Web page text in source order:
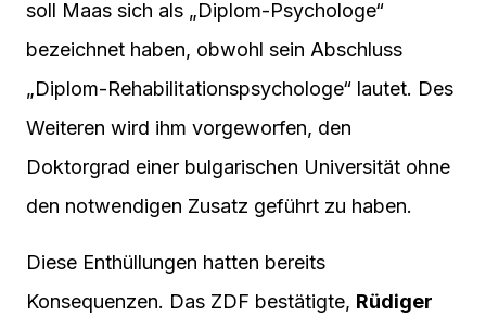
soll Maas sich als „Diplom-Psychologe“
bezeichnet haben, obwohl sein Abschluss
„Diplom-Rehabilitationspsychologe“ lautet. Des
Weiteren wird ihm vorgeworfen, den
Doktorgrad einer bulgarischen Universität ohne
den notwendigen Zusatz geführt zu haben.
Diese Enthüllungen hatten bereits
Konsequenzen. Das ZDF bestätigte, Rüdiger